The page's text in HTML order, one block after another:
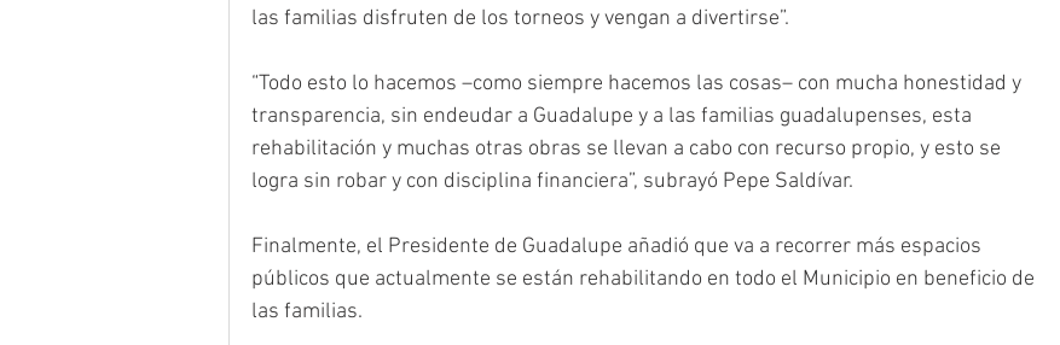
las familias disfruten de los torneos y vengan a divertirse”.
“Todo esto lo hacemos –como siempre hacemos las cosas– con mucha honestidad y
transparencia, sin endeudar a Guadalupe y a las familias guadalupenses, esta
rehabilitación y muchas otras obras se llevan a cabo con recurso propio, y esto se
logra sin robar y con disciplina financiera”, subrayó Pepe Saldívar.
Finalmente, el Presidente de Guadalupe añadió que va a recorrer más espacios
públicos que actualmente se están rehabilitando en todo el Municipio en beneficio de
las familias.